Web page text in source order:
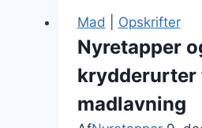
en
middag
Mad Opskrifter
Nyretapper
krydderurter
madlavning